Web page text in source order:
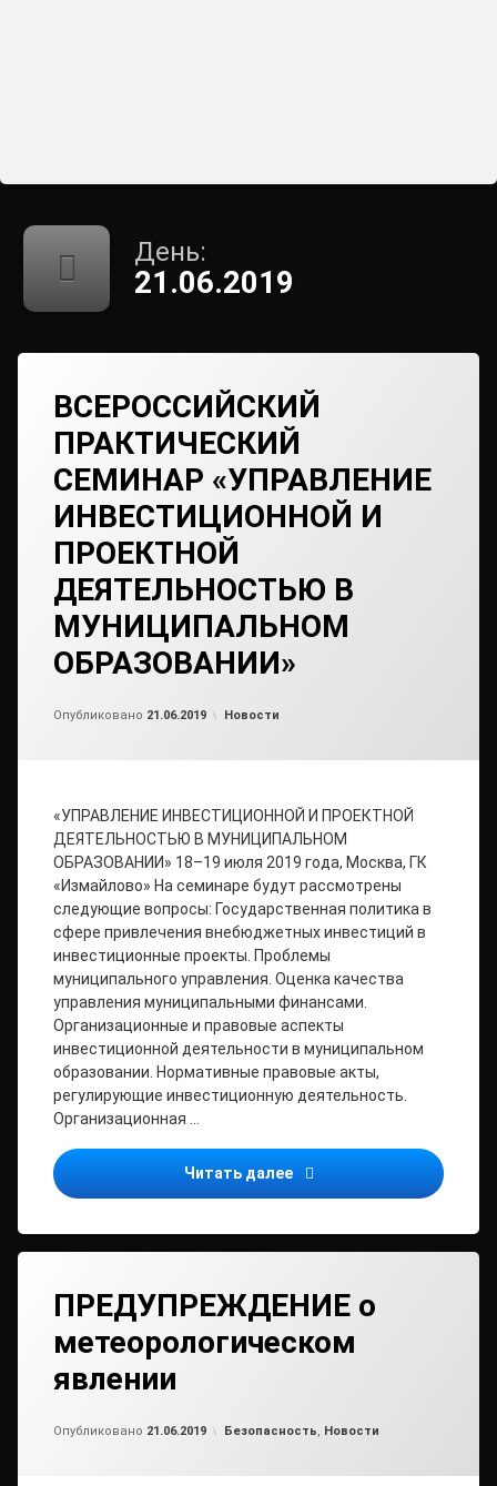
День:
21.06.2019
ВСЕРОССИЙСКИЙ
ПРАКТИЧЕСКИЙ
СЕМИНАР «УПРАВЛЕНИЕ
ИНВЕСТИЦИОННОЙ И
ПРОЕКТНОЙ
ДЕЯТЕЛЬНОСТЬЮ В
МУНИЦИПАЛЬНОМ
ОБРАЗОВАНИИ»
Опубликовано 21.06.2019 Рубрики:
Новости
«УПРАВЛЕНИЕ ИНВЕСТИЦИОННОЙ И ПРОЕКТНОЙ
ДЕЯТЕЛЬНОСТЬЮ В МУНИЦИПАЛЬНОМ
ОБРАЗОВАНИИ» 18–19 июля 2019 года, Москва, ГК
«Измайлово» На семинаре будут рассмотрены
следующие вопросы: Государственная политика в
сфере привлечения внебюджетных инвестиций в
инвестиционные проекты. Проблемы
муниципального управления. Оценка качества
управления муниципальными финансами.
Организационные и правовые аспекты
инвестиционной деятельности в муниципальном
образовании. Нормативные правовые акты,
регулирующие инвестиционную деятельность.
Организационная …
Читать далее ВСЕРОССИЙСКИЙ
ПРЕДУПРЕЖДЕНИЕ о
метеорологическом
явлении
Опубликовано 21.06.2019 Рубрики:
Безопасность, Новости